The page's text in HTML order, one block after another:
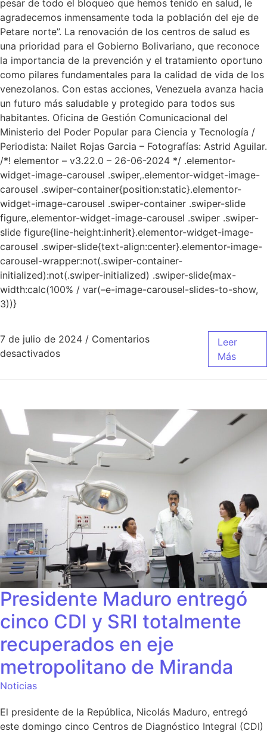
pesar de todo el bloqueo que hemos tenido en salud, le
agradecemos inmensamente toda la población del eje de
Petare norte”. La renovación de los centros de salud es
una prioridad para el Gobierno Bolivariano, que reconoce
la importancia de la prevención y el tratamiento oportuno
como pilares fundamentales para la calidad de vida de los
venezolanos. Con estas acciones, Venezuela avanza hacia
un futuro más saludable y protegido para todos sus
habitantes. Oficina de Gestión Comunicacional del
Ministerio del Poder Popular para Ciencia y Tecnología /
Periodista: Nailet Rojas Garcia – Fotografías: Astrid Aguilar.
/*! elementor – v3.22.0 – 26-06-2024 */ .elementor-
widget-image-carousel .swiper,.elementor-widget-image-
carousel .swiper-container{position:static}.elementor-
widget-image-carousel .swiper-container .swiper-slide
figure,.elementor-widget-image-carousel .swiper .swiper-
slide figure{line-height:inherit}.elementor-widget-image-
carousel .swiper-slide{text-align:center}.elementor-image-
carousel-wrapper:not(.swiper-container-
initialized):not(.swiper-initialized) .swiper-slide{max-
width:calc(100% / var(–e-image-carousel-slides-to-show,
3))}
7 de julio de 2024 / Comentarios
desactivados
Leer
Más
Presidente Maduro entregó
cinco CDI y SRI totalmente
recuperados en eje
metropolitano de Miranda
Noticias
El presidente de la República, Nicolás Maduro, entregó
este domingo cinco Centros de Diagnóstico Integral (CDI)